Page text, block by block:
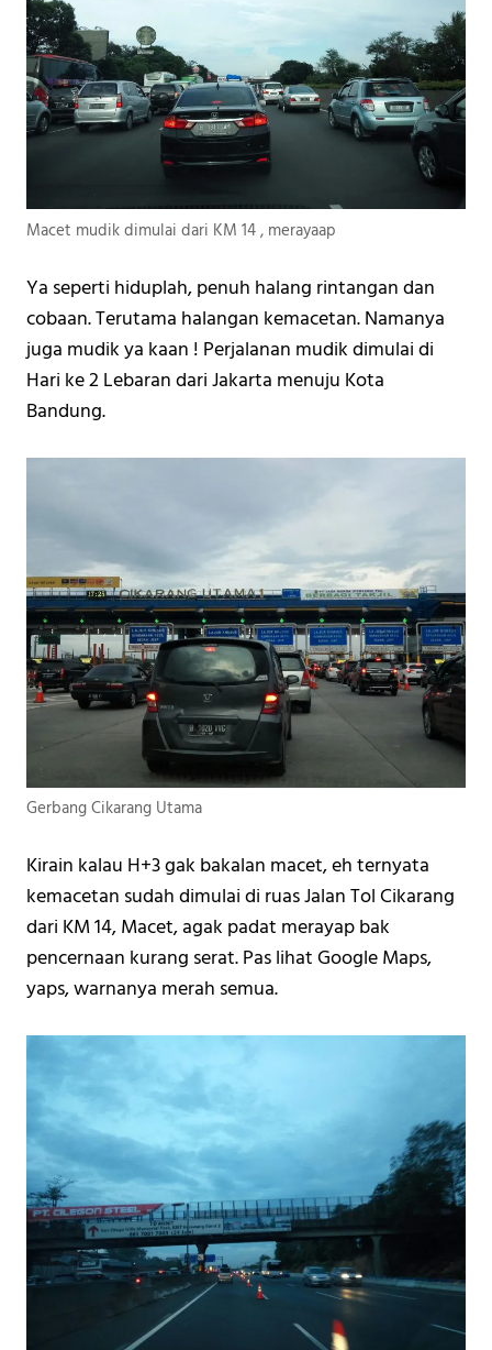
Macet mudik dimulai dari KM 14 , merayaap
Ya seperti hiduplah, penuh halang rintangan dan
cobaan. Terutama halangan kemacetan. Namanya
juga mudik ya kaan ! Perjalanan mudik dimulai di
Hari ke 2 Lebaran dari Jakarta menuju Kota
Bandung.
Gerbang Cikarang Utama
Kirain kalau H+3 gak bakalan macet, eh ternyata
kemacetan sudah dimulai di ruas Jalan Tol Cikarang
dari KM 14, Macet, agak padat merayap bak
pencernaan kurang serat. Pas lihat Google Maps,
yaps, warnanya merah semua.